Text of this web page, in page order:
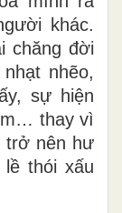
khác.
chăng đời
nhẽo,
sự hiện
thay vì
trở nên hư
thói xấu